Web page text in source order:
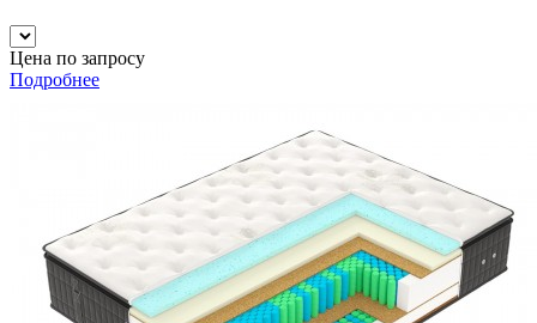
Цена по запросу
Подробнее